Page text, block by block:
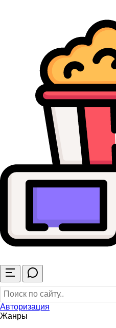
Авторизация
Жанры